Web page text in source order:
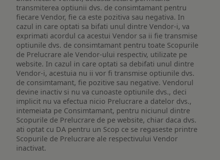
transmiterea optiunii dvs. de consimtamant pentru
fiecare Vendor, fie ca este pozitiva sau negativa. In
cazul in care optati sa bifati unul dintre Vendor-i, va
exprimati acordul ca acestui Vendor sa ii fie transmise
optiunile dvs. de consimtamant pentru toate Scopurile
de Prelucrare ale Vendor-ului respectiv, utilizate pe
website. In cazul in care optati sa debifati unul dintre
Vendor-i, acestuia nu ii vor fi transmise optiunile dvs.
de consimtamant, fie pozitive sau negative. Vendorul
devine inactiv si nu va cunoaste optiunile dvs., deci
implicit nu va efectua nicio Prelucrare a datelor dvs.,
intemeiata pe Consimtamant, pentru niciunul dintre
Scopurile de Prelucrare de pe website, chiar daca dvs.
ati optat cu DA pentru un Scop ce se regaseste printre
Scopurile de Prelucrare ale respectivului Vendor
inactivat.